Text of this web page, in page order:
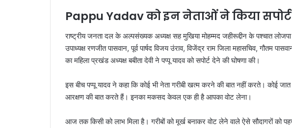
Pappu Yadav को इन नेताओं ने किया सपोर्ट
राष्ट्रीय जनता दल के अल्पसंख्यक अध्यक्ष सह मुखिया मोहम्मद जहीरूद्दीन के पश्चात
उपाध्यक्ष रणजीत पासवान, पूर्व पार्षद विजय उंराव, विजेंद्र राम जिला महासचिव, गौतम
का महिला प्रखंड अध्यक्ष बबीता देवी ने पप्पू यादव को सपोर्ट देने की घोषणा की।
इस बीच पप्पू यादव ने कहा कि कोई भी नेता गरीबी खत्म करने की बात नहीं करते। कोई
आरक्षण की बात करते हैं। इनका मकसद केवल एक ही है आपका वोट लेना।
आज तक किसी को लाभ मिला है। गरीबों को मूर्ख बनाकर वोट लेने वाले ऐसे सौदागरों को